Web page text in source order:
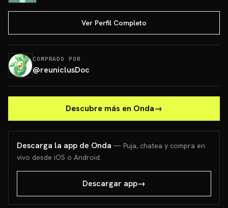
Ver Perfil Completo
COMPRADO POR
@reuniclusDoc
Descubre más en Onda→
Descarga la app de Onda — Puja, chatea y compra en
vivo desde iOS o Android.
Descargar app→